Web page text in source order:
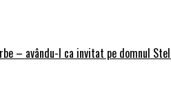
– avându-l ca invitat pe domnul